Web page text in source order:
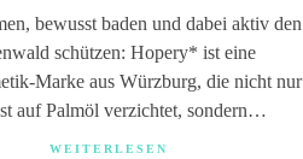
bewusst baden und dabei aktiv den
schützen: Hopery* ist eine
Marke aus Würzburg, die nicht nur
auf Palmöl verzichtet, sondern…
WEITERLESEN